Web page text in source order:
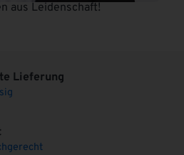
aus Leidenschaft!
Lieferung